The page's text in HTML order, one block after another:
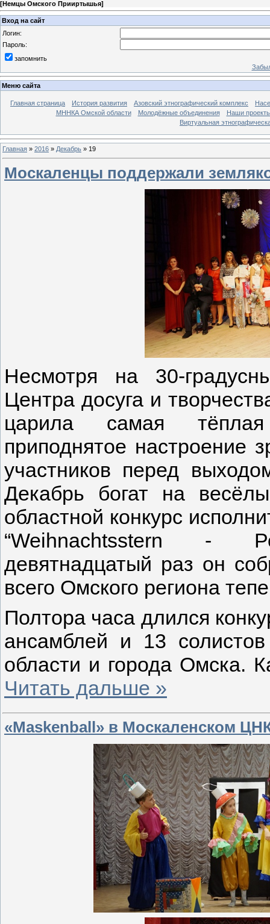
[Немцы Омского Прииртышья]
Вход на сайт
Логин:
Пароль:
запомнить
Меню сайта
Главная страница История развития Азовский этнографический комплекс
МННКА Омской области
Молодёжные объединения
Наши
Виртуальная
Главная » 2016 » Декабрь » 19
Москаленцы поддержали
Несмотря на 30-
Центра досуга и
царила самая тёплая
приподнятое настроение
участников перед
Декабрь богат на
областной конкурс
“Weihnachtsstern -
девятнадцатый раз он
всего Омского региона
Полтора часа длился
ансамблей и 13
области и города Омска.
Читать дальше »
«Maskenball» в Москаленском